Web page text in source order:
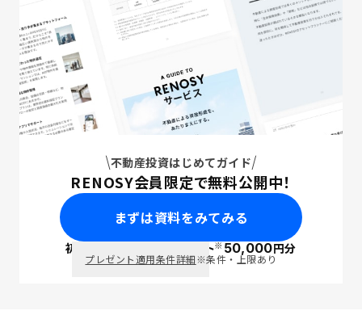
不動産投資はじめてガイド
RENOSY会員限定で無料公開中！
まずは資料をみてみる
初回面談で ポイント※50,000円分
プレゼント適用条件詳細※条件・上限あり